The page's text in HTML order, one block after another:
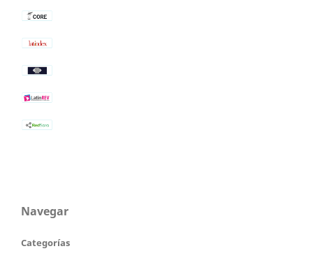
Navegar
Categorías